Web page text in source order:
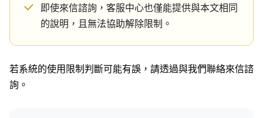
即使來信諮詢，客服中心也僅能提供與本文相同
的說明，且無法協助解除限制。
若系統的使用限制判斷可能有誤，請透過與我們聯絡來信諮
詢。